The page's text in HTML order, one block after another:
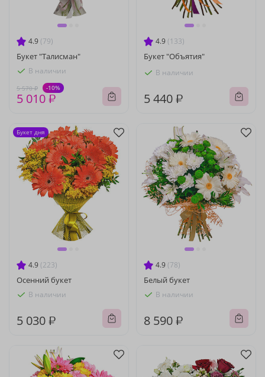
4.9 (79)
Букет "Талисман"
В наличии
5 570 ₽ -10%
5 010 ₽
4.9 (133)
Букет "Объятия"
В наличии
5 440 ₽
4.9 (223)
Осенний букет
В наличии
5 030 ₽
Букет дня
4.9 (78)
Белый букет
В наличии
8 590 ₽